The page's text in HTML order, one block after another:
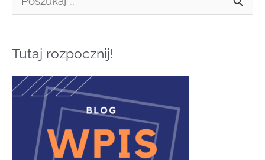
u
a
Tutaj rozpocznij!